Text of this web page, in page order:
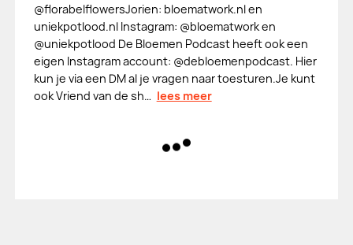
@florabelflowersJorien: bloematwork.nl en
uniekpotlood.nl Instagram: @bloematwork en
@uniekpotlood De Bloemen Podcast heeft ook een
eigen Instagram account: @debloemenpodcast. Hier
kun je via een DM al je vragen naar toesturen.Je kunt
ook Vriend van de sh… lees meer